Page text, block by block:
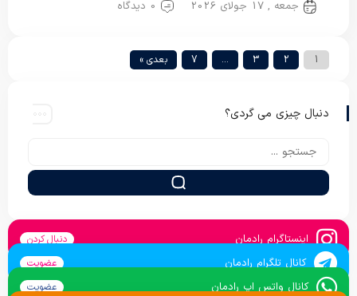
جمعه , 17 جولای 2026 0 دیدگاه
1
2
3
…
7 بعدی »
دنبال چیزی می گردی؟
اینستاگرام رادمان دنبال کردن
کانال تلگرام رادمان عضویت
کانال واتس اپ رادمان عضویت